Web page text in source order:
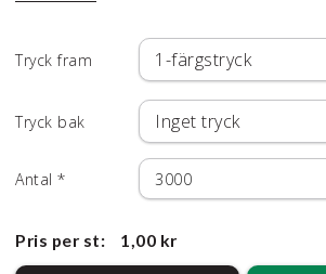
Tryck fram
Tryck bak
Antal *
Pris per st: 1,00 kr